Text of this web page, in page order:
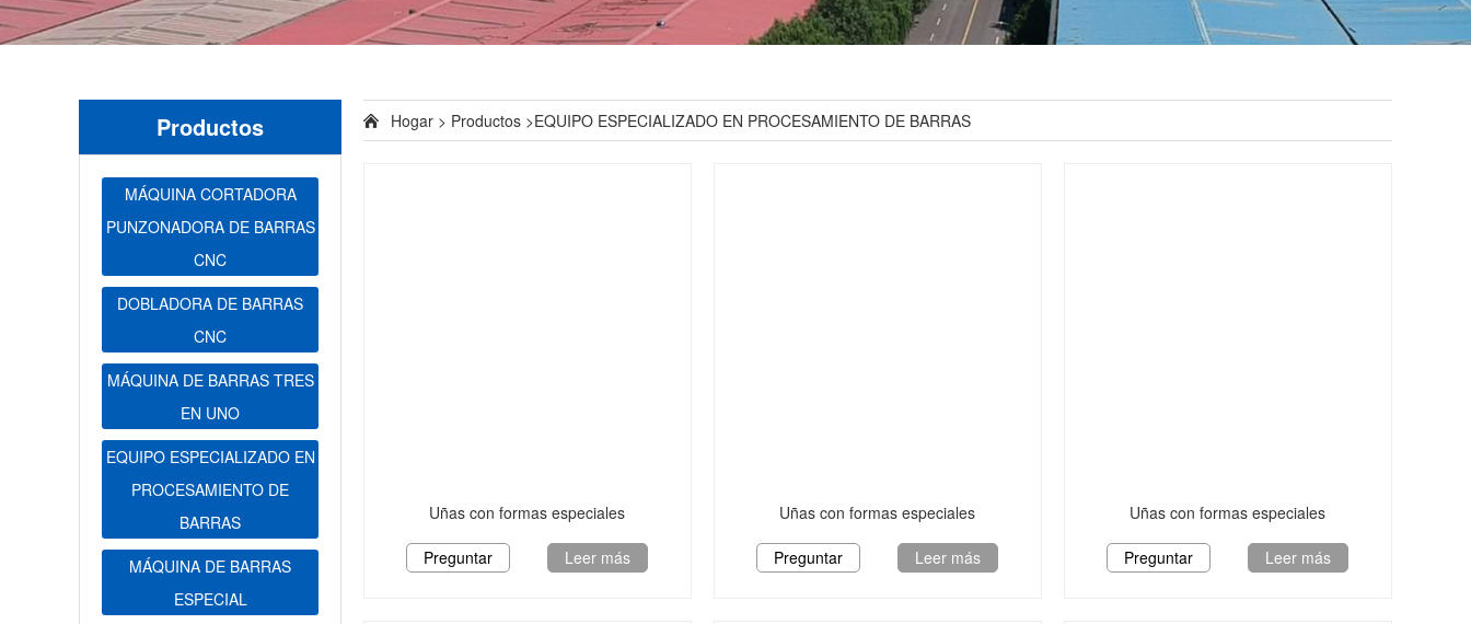
Productos
MÁQUINA CORTADORA
PUNZONADORA DE BARRAS
CNC
DOBLADORA DE BARRAS
CNC
MÁQUINA DE BARRAS TRES
EN UNO
EQUIPO ESPECIALIZADO EN
PROCESAMIENTO DE
BARRAS
MÁQUINA DE BARRAS
ESPECIAL
Hogar > Productos >EQUIPO ESPECIALIZADO EN PROCESAMIENTO DE BARRAS
Uñas con formas especiales
Preguntar Leer más
Uñas con formas especiales
Preguntar Leer más
Uñas con formas especiales
Preguntar Leer más